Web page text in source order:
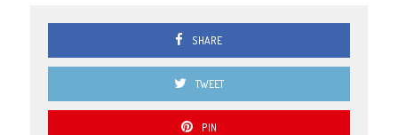
SHARE
TWEET
PIN